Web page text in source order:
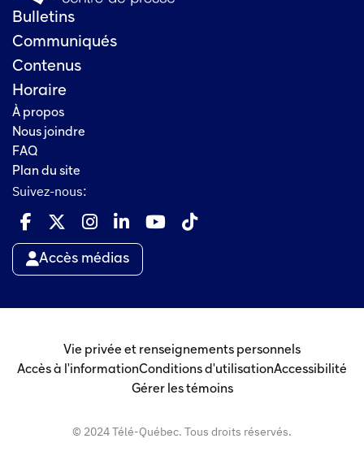
Bulletins
Communiqués
Contenus
Horaire
À propos
Nous joindre
FAQ
Plan du site
Suivez-nous:
Accès médias
Vie privée et renseignements personnels
Accès à l'informationConditions d'utilisationAccessibilité
Gérer les témoins
© 2024 Télé-Québec. Tous droits réservés.